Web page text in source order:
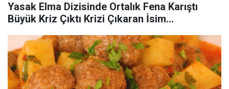
Yasak Elma Dizisinde Ortalık Fena Karıştı
Büyük Kriz Çıktı Krizi Çıkaran İsim...